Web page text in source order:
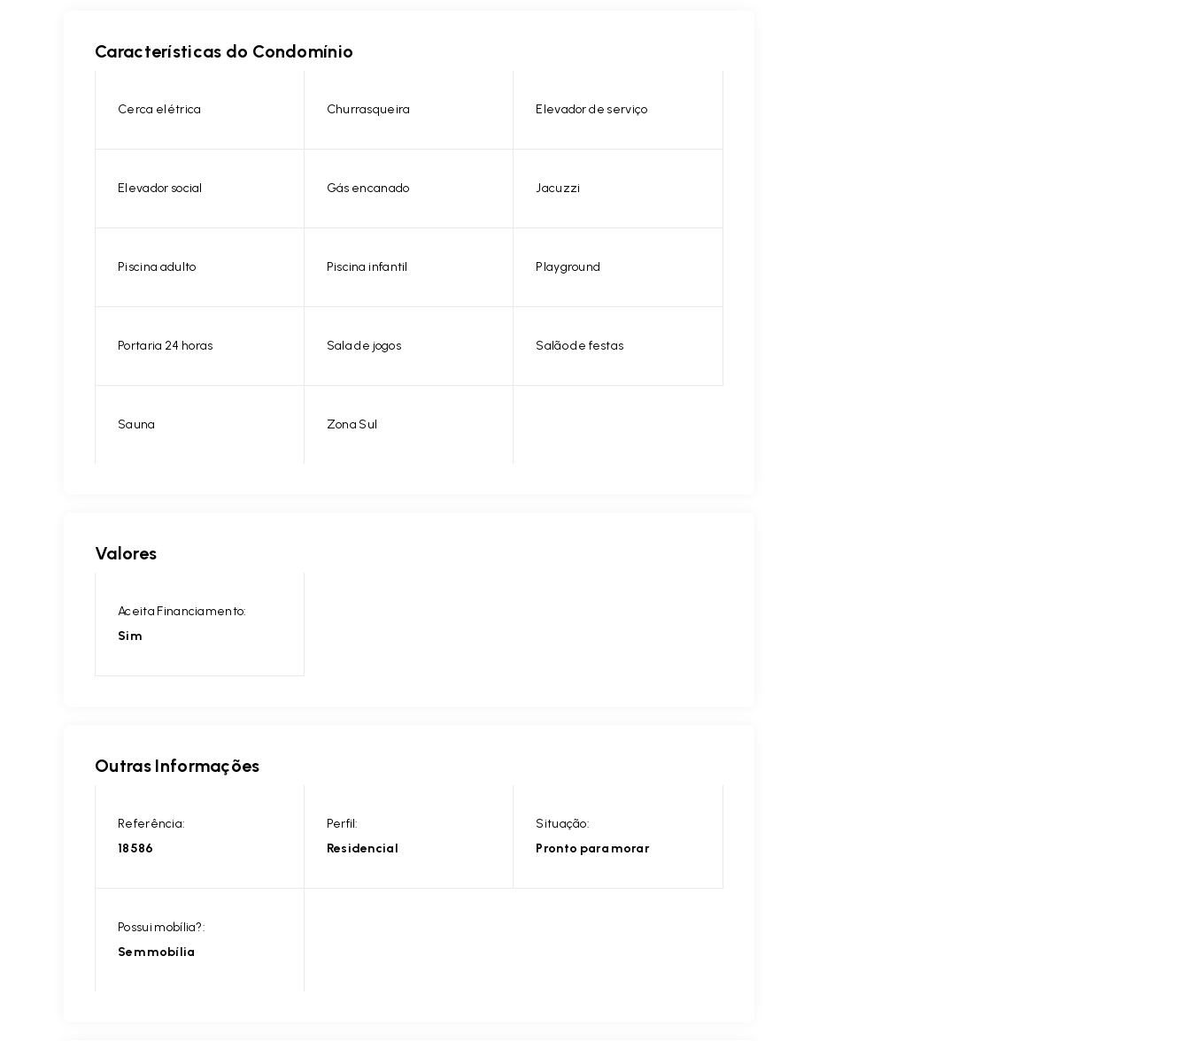
Características do Condomínio
Cerca elétrica Churrasqueira Elevador de serviço
Elevador social Gás encanado Jacuzzi
Piscina adulto Piscina infantil Playground
Portaria 24 horas Sala de jogos Salão de festas
Sauna Zona Sul
Valores
Aceita Financiamento:
Sim
Outras Informações
Referência:
18586
Perfil:
Residencial
Situação:
Pronto para morar
Possui mobília?:
Sem mobília